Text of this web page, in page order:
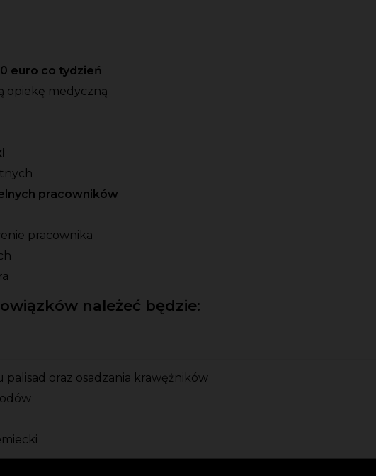
euro co tydzień
opiekę medyczną
pracowników
pracownika
należeć będzie:
oraz osadzania krawężników